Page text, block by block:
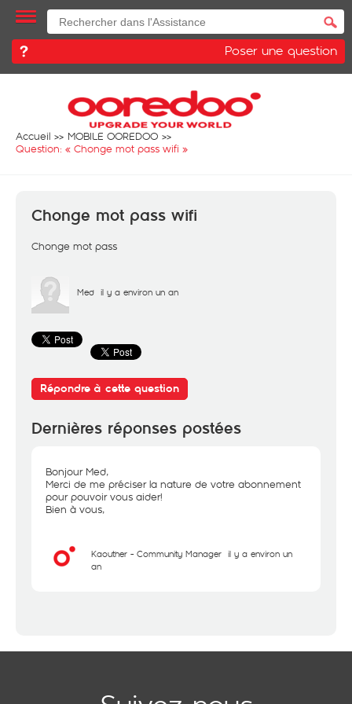
Poser une question
Accueil
MOBILE OOREDOO
Question: « Chonge mot pass wifi »
Chonge mot pass wifi
Chonge mot pass
Med il y a environ un an
Répondre à cette question
Dernières réponses postées
Bonjour Med,
Merci de me préciser la nature de votre abonnement
pour pouvoir vous aider!
Bien à vous,
Kaouther - Community Manager il y a environ un
an